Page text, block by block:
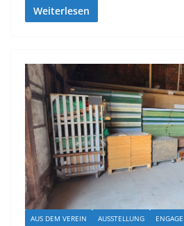
Weiterlesen
AUS DEM VEREIN AUSSTELLUNG